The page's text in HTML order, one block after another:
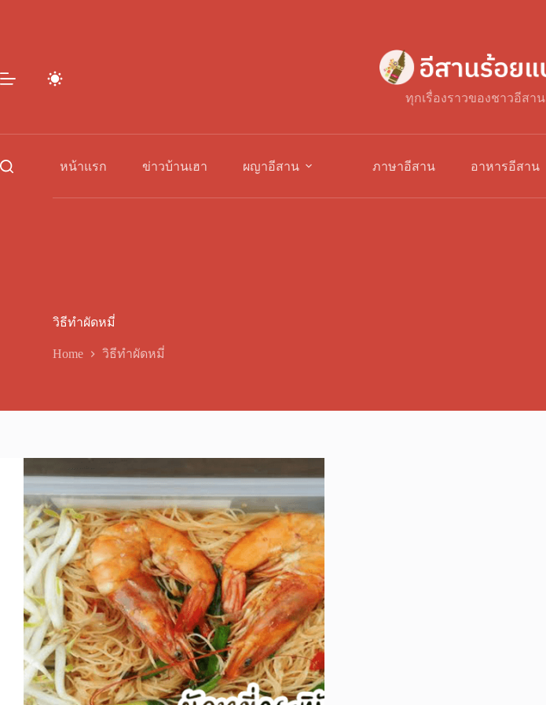
ทุกเรื่องราวของชาวอีสาน
หน้าแรก ข่าวบ้านเฮา ผญาอีสาน ภาษาอีสาน อาหารอีสาน
วิธีทำผัดหมี่
Home วิธีทำผัดหมี่